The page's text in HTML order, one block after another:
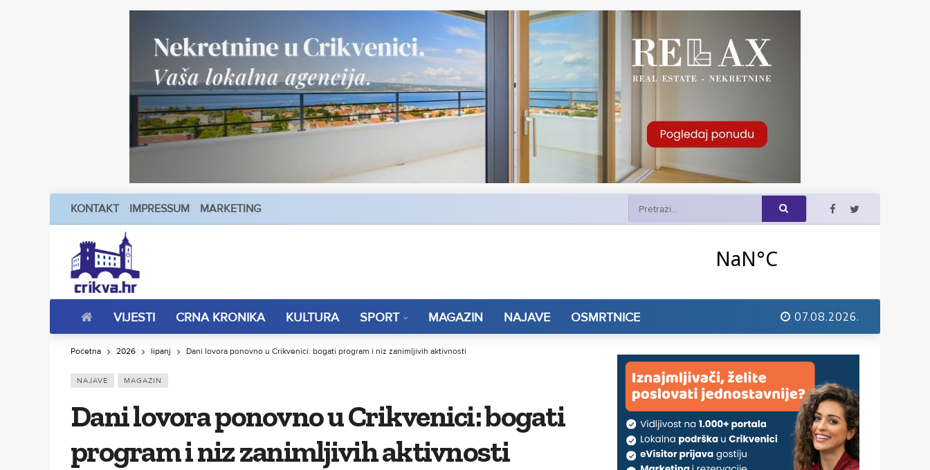
KONTAKT IMPRESSUM MARKETING
VIJESTI CRNA KRONIKA KULTURA SPORT MAGAZIN NAJAVE OSMRTNICE 07.08.2026.
Početna 2026 lipanj Dani lovora ponovno u Crikvenici: bogati program i niz zanimljivih aktivnosti
NAJAVE MAGAZIN
Dani lovora ponovno u Crikvenici: bogati
program i niz zanimljivih aktivnosti